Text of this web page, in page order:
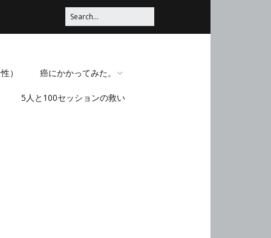
） 癌にかかってみた。
脳みそほじくられてみ
5人と100セッションの救い